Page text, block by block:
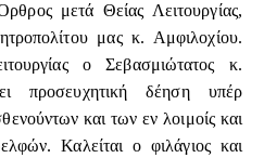
μετά Θείας Λειτουργίας,
μας κ. Αμφιλοχίου.
ο Σεβασμιώτατος κ.
προσευχητική δέηση υπέρ
και των εν λοιμοίς και
Καλείται ο φιλάγιος και